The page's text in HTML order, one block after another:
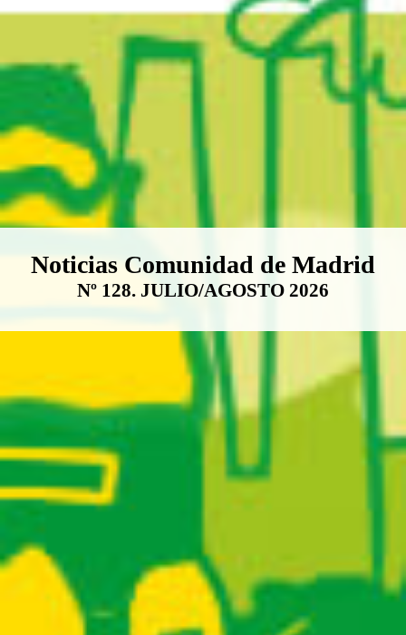
Boletín Noticias Comunidad de
Noticias Comunidad de Madrid
Nº 128. JULIO/AGOSTO 2026